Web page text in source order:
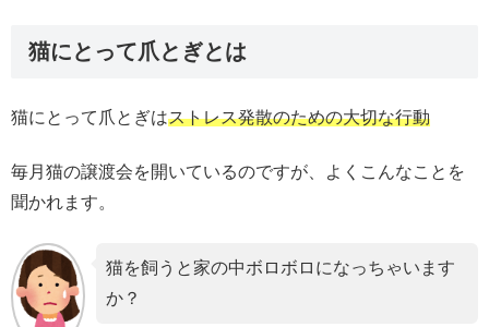
猫にとって爪とぎとは
猫にとって爪とぎはストレス発散のための大切な行動
毎月猫の譲渡会を開いているのですが、よくこんなことを
聞かれます。
猫を飼うと家の中ボロボロになっちゃいます
か？